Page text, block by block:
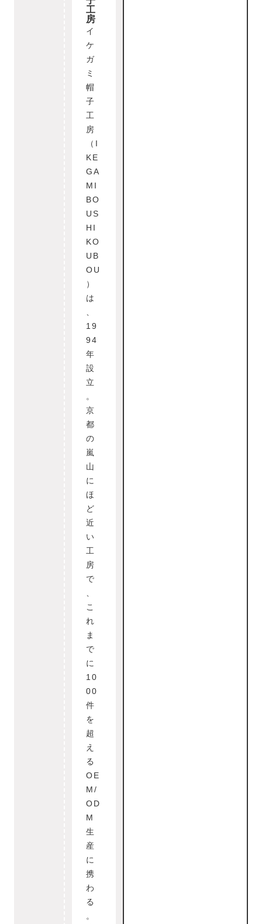
工
房
イ
ケ
ガ
ミ
帽
子
工
房
（I
KE
GA
MI
BO
US
HI
KO
UB
OU
）
は
19
94
年
設
立
。
京
都
の
嵐
山
に
ほ
ど
近
い
工
房
で
こ
れ
ま
で
に
10
00
件
を
超
え
る
OE
M/
OD
M
生
産
に
携
わ
る
。